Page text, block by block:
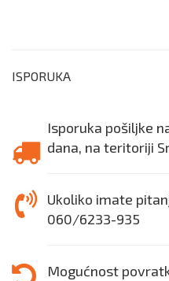
ISPORUKA
Isporuka pošiljke
dana, na teritoriji
Ukoliko imate
060/6233-935
Mogućnost